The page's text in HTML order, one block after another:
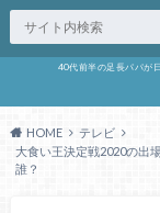
40代前半の足長パパが
HOME
テレビ
大食い王決定戦2020の出
誰？